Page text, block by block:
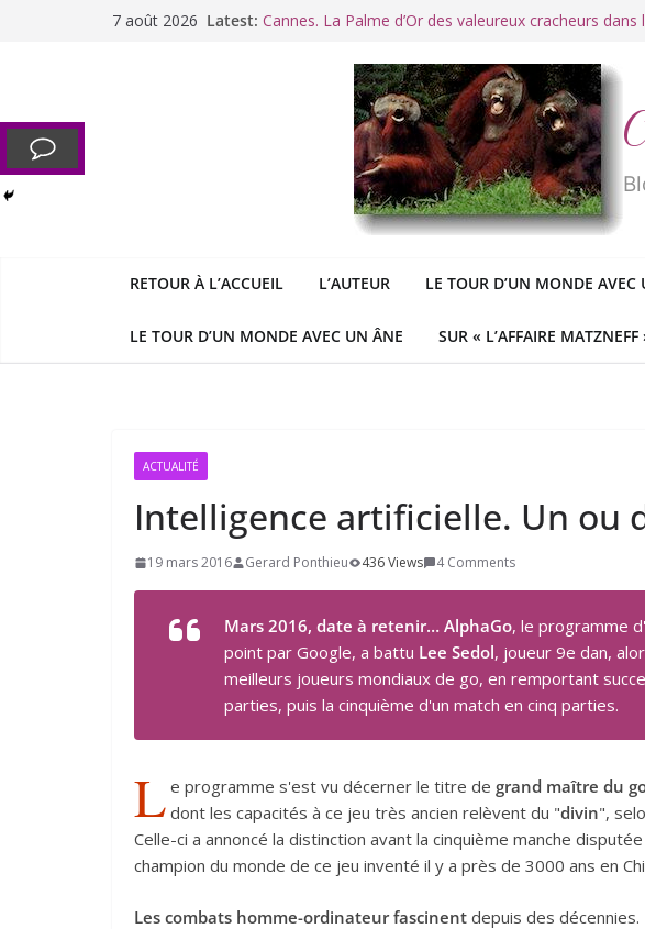
7 août 2026 Latest: Cannes. La Palme d’Or des valeureux cracheurs dans
Racisme. Moi, Picard-Marseillais traité de « blanc de
George : « Le meilleur des mondes » ou «
Le patriarcat », bouc émissaire des féministes
RETOUR À L’ACCUEIL L’AUTEUR LE TOUR D’UN MONDE AVEC
LE TOUR D’UN MONDE AVEC UN ÂNE SUR « L’AFFAIRE MATZNEFF
ACTUALITÉ
Intelligence artificielle. Un ou
19 mars 2016 Gerard Ponthieu 436 Views 4 Comments
Mars 2016, date à retenir… AlphaGo, le programme
point par Google, a battu Lee Sedol, joueur 9e dan,
meilleurs joueurs mondiaux de go, en remportant
parties, puis la cinquième d'un match en cinq parties.
L e programme s'est vu décerner le titre de grand maître du
dont les capacités à ce jeu très ancien relèvent du "divin",
Celle-ci a annoncé la distinction avant la cinquième manche
champion du monde de ce jeu inventé il y a près de 3000 ans en
Les combats homme-ordinateur fascinent depuis des